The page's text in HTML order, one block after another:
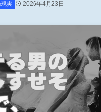
現実 2026年4月23日